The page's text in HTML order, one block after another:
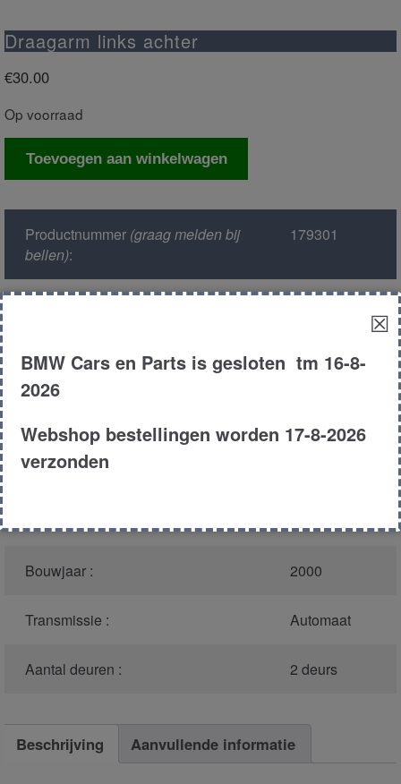
Draagarm links achter
€30.00
Op voorraad
Draagarm
Toevoegen aan winkelwagen
Productnummer(graag melden bij
bellen):
179301
Kleur :
317 orient
blauw
Carroserie :
Motor type :
Bouwjaar : 2000
Transmissie : Automaat
Aantal deuren : 2 deurs
Beschrijving Aanvullende informatie
☒
BMW Cars en Parts is gesloten tm 16-8-
2026
Webshop bestellingen worden 17-8-2026
verzonden